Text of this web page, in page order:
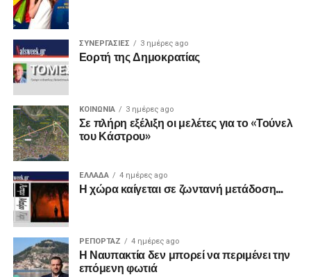
ΣΥΝΕΡΓΑΣΙΕΣ 3 ημέρες ago
Εορτή της Δημοκρατίας
ΚΟΙΝΩΝΙΑ 3 ημέρες ago
Σε πλήρη εξέλιξη οι μελέτες για το «Τούνελ
του Κάστρου»
ΕΛΛΑΔΑ 4 ημέρες ago
Η χώρα καίγεται σε ζωντανή μετάδοση…
ΡΕΠΟΡΤΑΖ 4 ημέρες ago
Η Ναυπακτία δεν μπορεί να περιμένει την
επόμενη φωτιά